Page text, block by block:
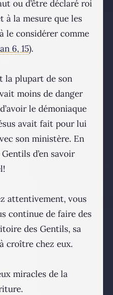
ou d’être déclaré roi
à la mesure que les
le considérer comme
6, 15).
la plupart de son
moins de danger
le démoniaque
avait fait pour lui
son ministère. En
d’en savoir
attentivement, vous
continue de faire des
des Gentils, sa
croître chez eux.
miracles de la